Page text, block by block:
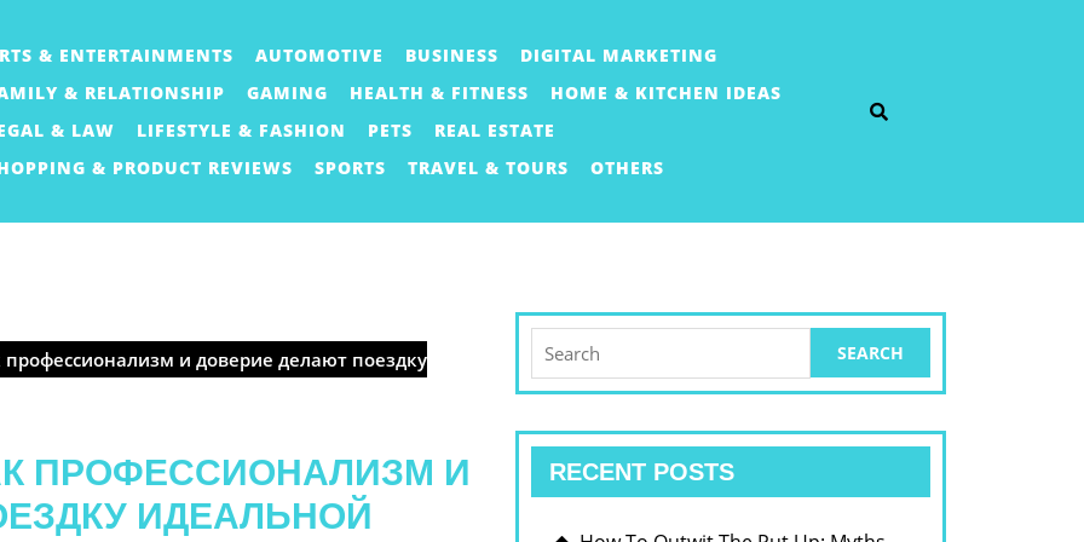
& ENTERTAINMENTS AUTOMOTIVE BUSINESS
DIGITAL MARKETING
& RELATIONSHIP
GAMING HEALTH & FITNESS
HOME & KITCHEN IDEAS
& LAW
LIFESTYLE & FASHION PETS
REAL ESTATE
& PRODUCT REVIEWS
SPORTS TRAVEL & TOURS OTHERS
профессионализм и доверие делают поездку
ПРОФЕССИОНАЛИЗМ И
ИДЕАЛЬНОЙ
for:
RECENT POSTS